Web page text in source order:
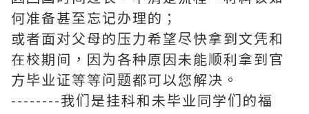
何准备甚至忘记办理的；
或者面对父母的压力希望尽快拿到文凭和
在校期间，因为各种原因未能顺利拿到官
方毕业证等等问题都可以您解决。
--------我们是挂科和未毕业同学们的福